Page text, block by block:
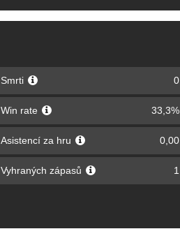
Smrti 0
Win rate 33,3%
Asistencí za hru 0,00
Vyhraných zápasů 1